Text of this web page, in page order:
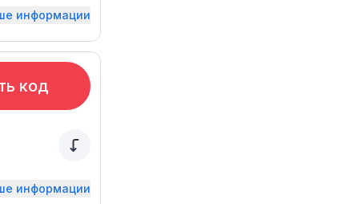
информации
код
информации